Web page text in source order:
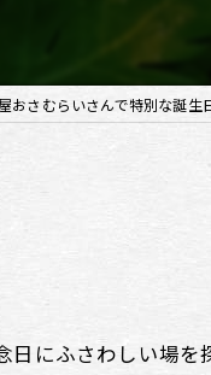
おさむらいさんで特別な誕
にふさわしい場を